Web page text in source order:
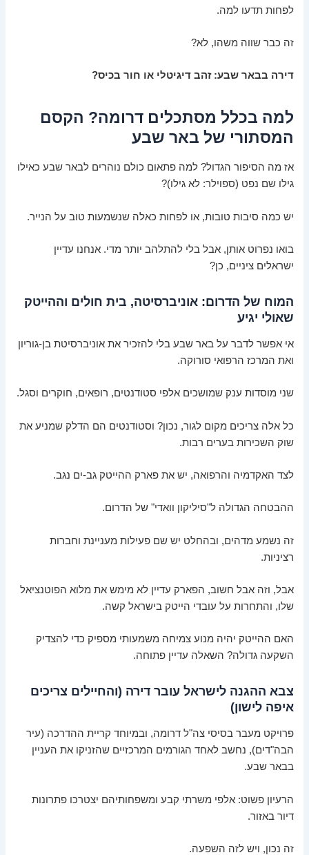
לפחות תדעו למה.
זה כבר שווה משהו, לא?
דירה בבאר שבע: זהב דיגיטלי או חור בכיס?
למה בכלל מסתכלים דרומה? הקסם
המסתורי של באר שבע
אז מה הסיפור הגדול? למה פתאום כולם נוהרים לבאר שבע כאילו
גילו שם נפט (ספוילר: לא גילו)?
יש כמה סיבות טובות, או לפחות כאלה שנשמעות טוב על הנייר.
בואו נפרוט אותן, אבל בלי להתלהב יותר מדי. אנחנו עדיין
ישראלים ציניים, כן?
המוח של הדרום: אוניברסיטה, בית חולים וההייטק
שאולי יגיע
אי אפשר לדבר על באר שבע בלי להזכיר את אוניברסיטת בן-גוריון
ואת המרכז הרפואי סורוקה.
שני מוסדות ענק שמושכים אלפי סטודנטים, רופאים, חוקרים וסגל.
כל אלה צריכים מקום לגור, נכון? וסטודנטים הם הדלק שמניע את
שוק השכירות בערים רבות.
לצד האקדמיה והרפואה, יש את פארק ההייטק גב-ים נגב.
ההבטחה הגדולה ל"סיליקון וואדי" של הדרום.
זה נשמע מדהים, ובהחלט יש שם פעילות מעניינת וחברות
רציניות.
אבל, וזה אבל חשוב, הפארק עדיין לא מימש את מלוא הפוטנציאל
שלו, והתחרות על עובדי הייטק בישראל קשה.
האם ההייטק יהיה מנוע צמיחה משמעותי מספיק כדי להצדיק
השקעה גדולה? השאלה עדיין פתוחה.
צבא ההגנה לישראל עובר דירה (והחיילים צריכים
איפה לישון)
פרויקט מעבר בסיסי צה"ל דרומה, ובמיוחד קריית ההדרכה (עיר
הבה"דים), נחשב לאחד הגורמים המרכזיים שהזניקו את העניין
בבאר שבע.
הרעיון פשוט: אלפי משרתי קבע ומשפחותיהם יצטרכו פתרונות
דיור באזור.
זה נכון, ויש לזה השפעה.